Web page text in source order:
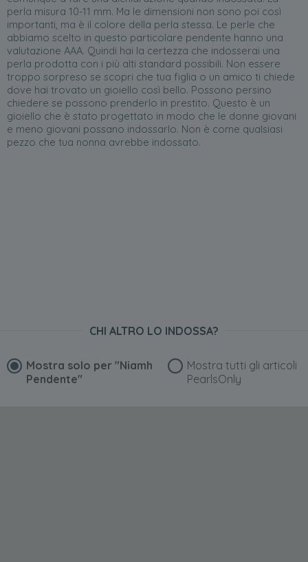
perla misura 10-11 mm. Ma le dimensioni non sono poi così
importanti, ma è il colore della perla stessa. Le perle che
abbiamo scelto in questo particolare pendente hanno una
valutazione AAA. Quindi hai la certezza che indosserai una
perla prodotta con i più alti standard possibili. Non essere
troppo sorpreso se scopri che tua figlia o un amico ti chiede
dove hai trovato un gioiello così bello. Possono persino
chiedere se possono prenderlo in prestito. Questo è un
gioiello che è stato progettato in modo che le donne giovani
e meno giovani possano indossarlo. Non è come qualsiasi
pezzo che tua nonna avrebbe indossato.
CHI ALTRO LO INDOSSA?
Mostra solo per "Niamh
Pendente"
Mostra tutti gli articoli
PearlsOnly